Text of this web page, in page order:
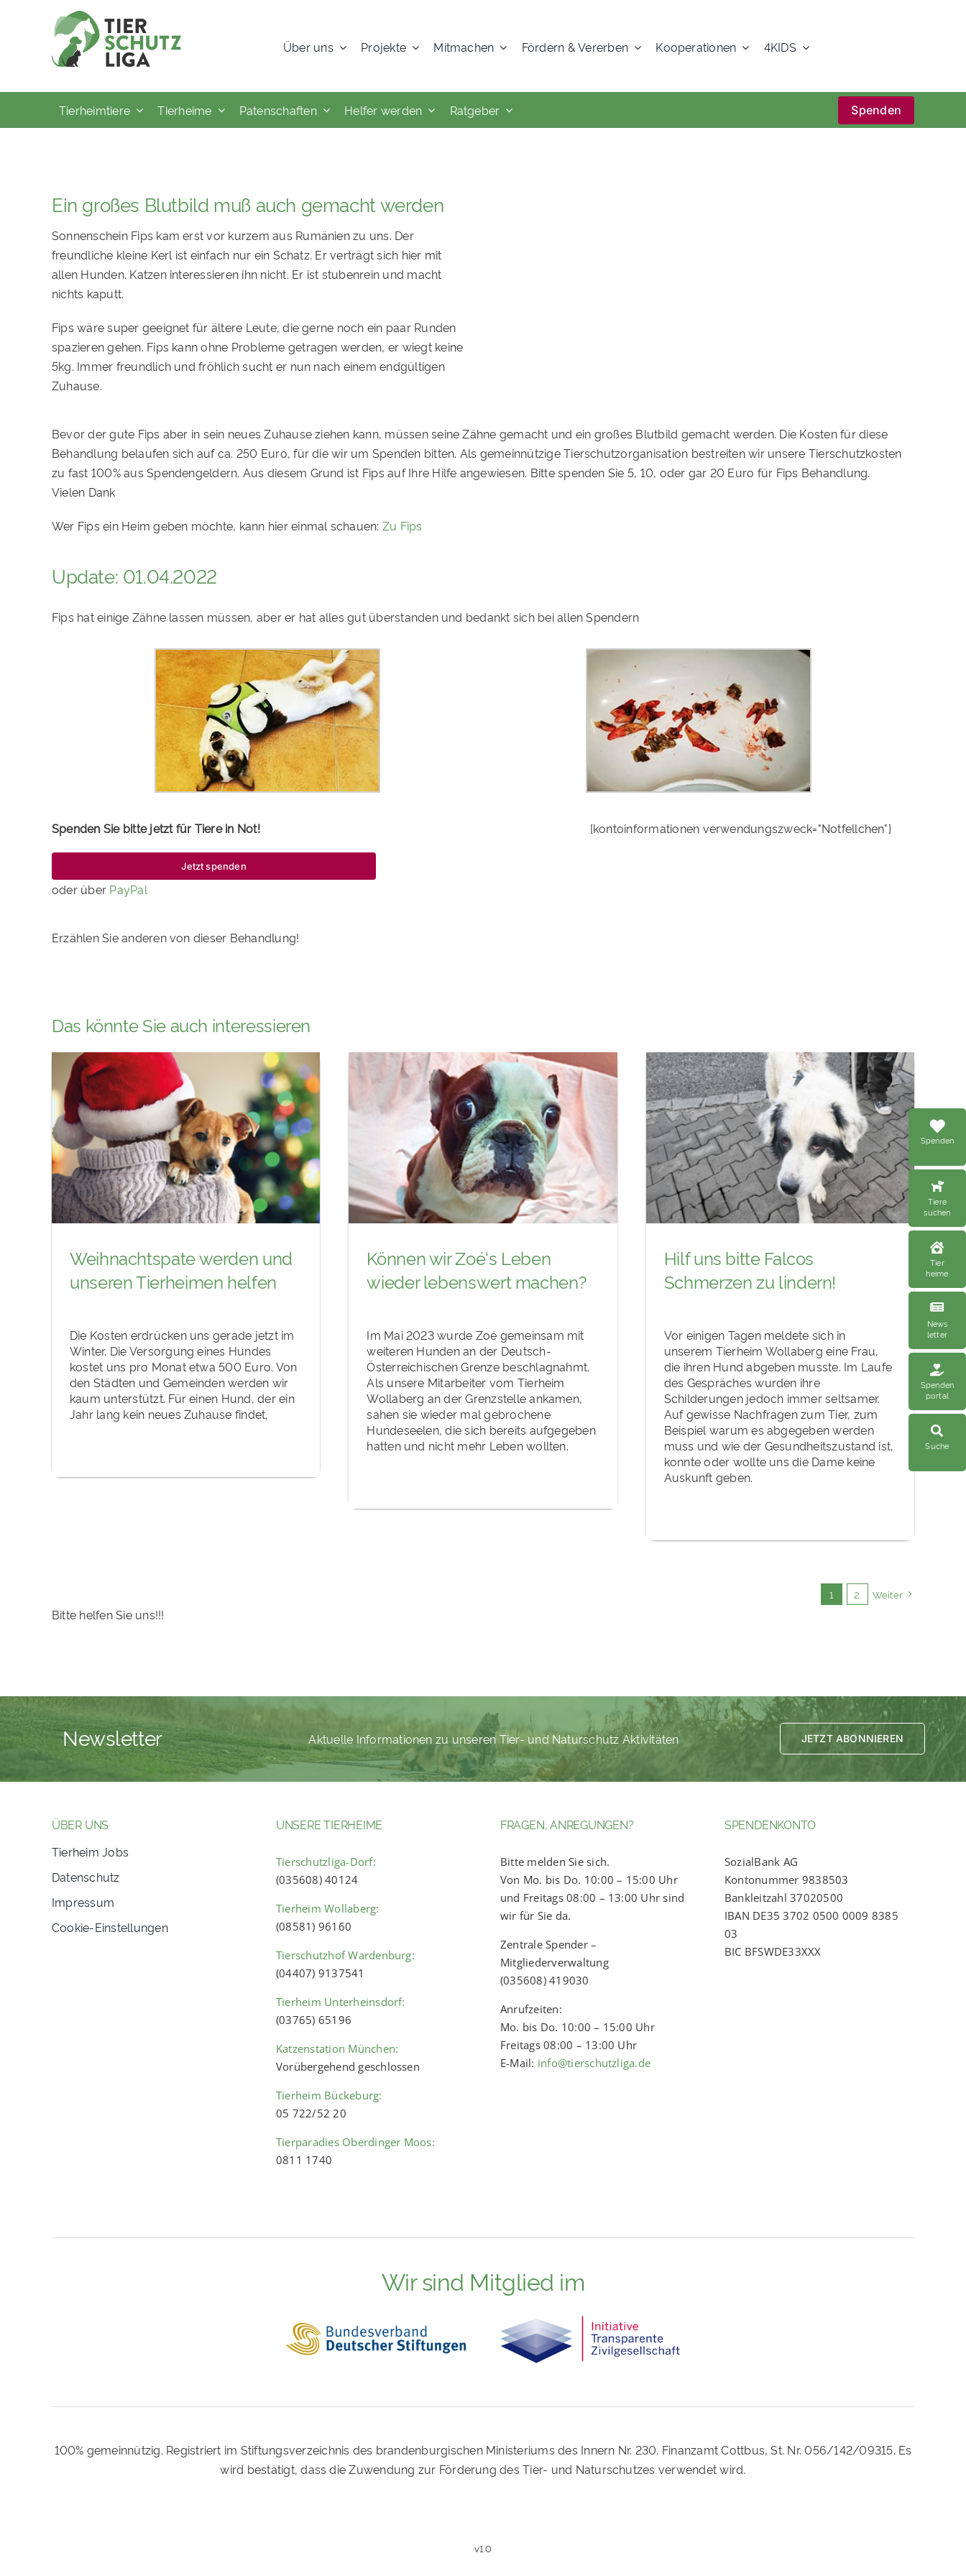
Über uns Projekte Mitmachen Fördern & Vererben Kooperationen 4KIDS
Tierheimtiere Tierheime Patenschaften Helfer werden Ratgeber Spenden
Spenden
Tiere
suchen
Tier
heime
News
letter
Spenden
portal
Suche
Ein großes Blutbild muß auch gemacht werden
Sonnenschein Fips kam erst vor kurzem aus Rumänien zu uns. Der
freundliche kleine Kerl ist einfach nur ein Schatz. Er verträgt sich hier mit
allen Hunden. Katzen interessieren ihn nicht. Er ist stubenrein und macht
nichts kaputt.
Fips wäre super geeignet für ältere Leute, die gerne noch ein paar Runden
spazieren gehen. Fips kann ohne Probleme getragen werden, er wiegt keine
5kg. Immer freundlich und fröhlich sucht er nun nach einem endgültigen
Zuhause.
Bevor der gute Fips aber in sein neues Zuhause ziehen kann, müssen seine Zähne gemacht und ein großes Blutbild gemacht werden. Die Kosten für diese
Behandlung belaufen sich auf ca. 250 Euro, für die wir um Spenden bitten. Als gemeinnützige Tierschutzorganisation bestreiten wir unsere Tierschutzkosten
zu fast 100% aus Spendengeldern. Aus diesem Grund ist Fips auf Ihre Hilfe angewiesen. Bitte spenden Sie 5, 10, oder gar 20 Euro für Fips Behandlung.
Vielen Dank
Wer Fips ein Heim geben möchte, kann hier einmal schauen: Zu Fips
Update: 01.04.2022
Fips hat einige Zähne lassen müssen, aber er hat alles gut überstanden und bedankt sich bei allen Spendern
Spenden Sie bitte jetzt für Tiere in Not!
Jetzt spenden
oder über PayPal
[kontoinformationen verwendungszweck="Notfellchen"]
Erzählen Sie anderen von dieser Behandlung!
Das könnte Sie auch interessieren
Weihnachtspate werden und
unseren Tierheimen helfen
Die Kosten erdrücken uns gerade jetzt im
Winter. Die Versorgung eines Hundes
kostet uns pro Monat etwa 500 Euro. Von
den Städten und Gemeinden werden wir
kaum unterstützt. Für einen Hund, der ein
Jahr lang kein neues Zuhause findet,
Können wir Zoé‘s Leben
wieder lebenswert machen?
Im Mai 2023 wurde Zoé gemeinsam mit
weiteren Hunden an der Deutsch-
Österreichischen Grenze beschlagnahmt.
Als unsere Mitarbeiter vom Tierheim
Wollaberg an der Grenzstelle ankamen,
sahen sie wieder mal gebrochene
Hundeseelen, die sich bereits aufgegeben
hatten und nicht mehr Leben wollten.
Hilf uns bitte Falcos
Schmerzen zu lindern!
Vor einigen Tagen meldete sich in
unserem Tierheim Wollaberg eine Frau,
die ihren Hund abgeben musste. Im Laufe
des Gespräches wurden ihre
Schilderungen jedoch immer seltsamer.
Auf gewisse Nachfragen zum Tier, zum
Beispiel warum es abgegeben werden
muss und wie der Gesundheitszustand ist,
konnte oder wollte uns die Dame keine
Auskunft geben.
1 2 Weiter
Bitte helfen Sie uns!!!
Newsletter Aktuelle Informationen zu unseren Tier- und Naturschutz Aktivitäten JETZT ABONNIEREN
ÜBER UNS
Tierheim Jobs
Datenschutz
Impressum
Cookie-Einstellungen
UNSERE TIERHEIME
Tierschutzliga-Dorf:
(035608) 40124
Tierheim Wollaberg:
(08581) 96160
Tierschutzhof Wardenburg:
(04407) 9137541
Tierheim Unterheinsdorf:
(03765) 65196
Katzenstation München:
Vorübergehend geschlossen
Tierheim Bückeburg:
05 722/52 20
Tierparadies Oberdinger Moos:
0811 1740
FRAGEN, ANREGUNGEN?
Bitte melden Sie sich.
Von Mo. bis Do. 10:00 – 15:00 Uhr
und Freitags 08:00 – 13:00 Uhr sind
wir für Sie da.
Zentrale Spender –
Mitgliederverwaltung
(035608) 419030
Anrufzeiten:
Mo. bis Do. 10:00 – 15:00 Uhr
Freitags 08:00 – 13:00 Uhr
E-Mail: info@tierschutzliga.de
SPENDENKONTO
SozialBank AG
Kontonummer 9838503
Bankleitzahl 37020500
IBAN DE35 3702 0500 0009 8385
03
BIC BFSWDE33XXX
Wir sind Mitglied im
100% gemeinnützig. Registriert im Stiftungsverzeichnis des brandenburgischen Ministeriums des Innern Nr. 230. Finanzamt Cottbus, St. Nr. 056/142/09315. Es
wird bestätigt, dass die Zuwendung zur Förderung des Tier- und Naturschutzes verwendet wird.
v1.0